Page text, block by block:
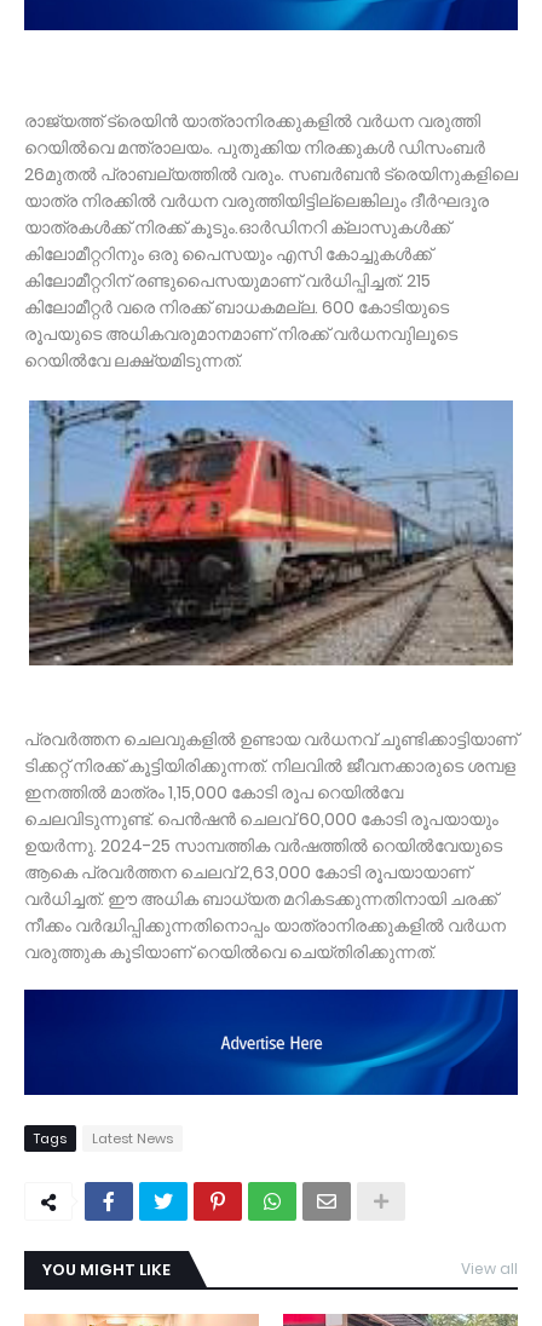
രാജ്യത്ത് ട്രെയിന്‍ യാത്രാനിരക്കുകളില്‍ വര്‍ധന വരുത്തി
റെയില്‍വെ മന്ത്രാലയം. പുതുക്കിയ നിരക്കുകള്‍ ഡിസംബര്‍
26മുതല്‍ പ്രാബല്യത്തില്‍ വരും. സബര്‍ബന്‍ ട്രെയിനുകളിലെ
യാത്ര നിരക്കില്‍ വര്‍ധന വരുത്തിയിട്ടില്ലെങ്കിലും ദീര്‍ഘദൂര
യാത്രകള്‍ക്ക് നിരക്ക് കൂടും.ഓര്‍ഡിനറി ക്ലാസുകള്‍ക്ക്
കിലോമീറ്ററിനും ഒരു പൈസയും എസി കോച്ചുകള്‍ക്ക്
കിലോമീറ്ററിന് രണ്ടുപൈസയുമാണ് വര്‍ധിപ്പിച്ചത്. 215
കിലോമീറ്റര്‍ വരെ നിരക്ക് ബാധകമല്ല. 600 കോടിയുടെ
രൂപയുടെ അധികവരുമാനമാണ് നിരക്ക് വര്‍ധനവുിലൂടെ
റെയില്‍വേ ലക്ഷ്യമിടുന്നത്.
പ്രവര്‍ത്തന ചെലവുകളില്‍ ഉണ്ടായ വര്‍ധനവ് ചൂണ്ടിക്കാട്ടിയാണ്
ടിക്കറ്റ് നിരക്ക് കൂട്ടിയിരിക്കുന്നത്. നിലവില്‍ ജീവനക്കാരുടെ ശമ്പള
ഇനത്തില്‍ മാത്രം 1,15,000 കോടി രൂപ റെയില്‍വേ
ചെലവിടുന്നുണ്ട്. പെന്‍ഷന്‍ ചെലവ് 60,000 കോടി രൂപയായും
ഉയര്‍ന്നു. 2024-25 സാമ്പത്തിക വര്‍ഷത്തില്‍ റെയില്‍വേയുടെ
ആകെ പ്രവര്‍ത്തന ചെലവ് 2,63,000 കോടി രൂപയായാണ്
വര്‍ധിച്ചത്. ഈ അധിക ബാധ്യത മറികടക്കുന്നതിനായി ചരക്ക്
നീക്കം വര്‍ദ്ധിപ്പിക്കുന്നതിനൊപ്പം യാത്രാനിരക്കുകളില്‍ വര്‍ധന
വരുത്തുക കൂടിയാണ് റെയില്‍വെ ചെയ്തിരിക്കുന്നത്.
Tags Latest News
YOU MIGHT LIKE View all